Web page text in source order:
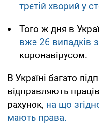
третій хворий у
Того ж дня в
вже 26 випадків
коронавірусом.
В Україні багато
відправляють
рахунок, на що
мають права.